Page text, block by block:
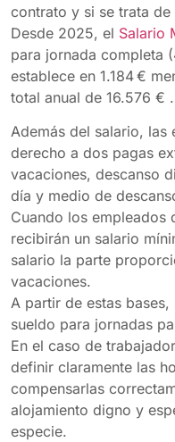
contrato y si se trata
Desde 2025, el Salario
para jornada completa
establece en 1.184 €
total anual de 16.576 € .
Además del salario, las
derecho a dos pagas
vacaciones, descanso
día y medio de
Cuando los empleados
recibirán un salario
salario la parte
vacaciones.
A partir de estas
sueldo para jornadas
En el caso de
definir claramente las
compensarlas
alojamiento digno y
especie.